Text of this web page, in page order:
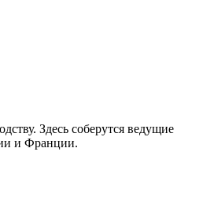
Здесь соберутся ведущие
и Франции.